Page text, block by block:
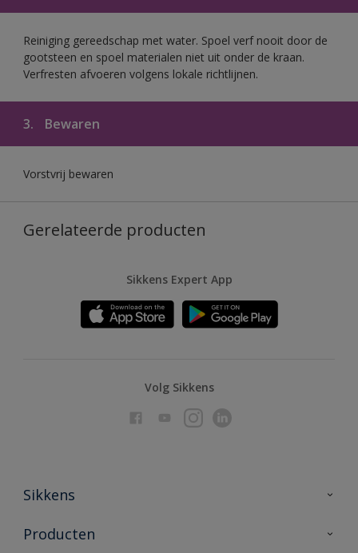
Reiniging gereedschap met water. Spoel verf nooit door de
gootsteen en spoel materialen niet uit onder de kraan.
Verfresten afvoeren volgens lokale richtlijnen.
3. Bewaren
Vorstvrij bewaren
Gerelateerde producten
Sikkens Expert App
Volg Sikkens
Sikkens
Over Sikkens
Producten